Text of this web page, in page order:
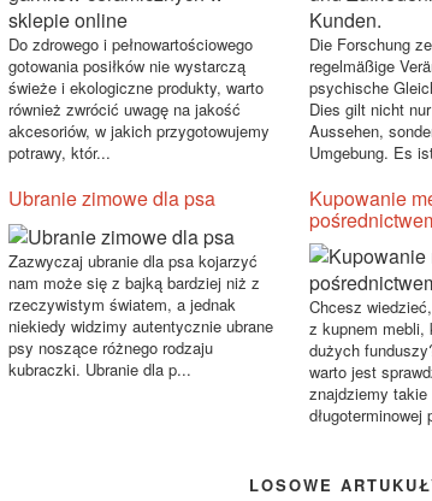
Do zdrowego i pełnowartościowego
gotowania posiłków nie wystarczą
świeże i ekologiczne produkty, warto
również zwrócić uwagę na jakość
akcesoriów, w jakich przygotowujemy
potrawy, któr...
Die Forschung
regelmäßige
psychische
Dies gilt nicht
Aussehen,
Umgebung. Es
Ubranie zimowe dla psa
Zazwyczaj ubranie dla psa kojarzyć
nam może się z bajką bardziej niż z
rzeczywistym światem, a jednak
niekiedy widzimy autentycznie ubrane
psy noszące różnego rodzaju
kubraczki. Ubranie dla p...
Kupowanie
Chcesz
z kupnem
dużych
warto jest
znajdziemy
długoterminowej
LOSOWE